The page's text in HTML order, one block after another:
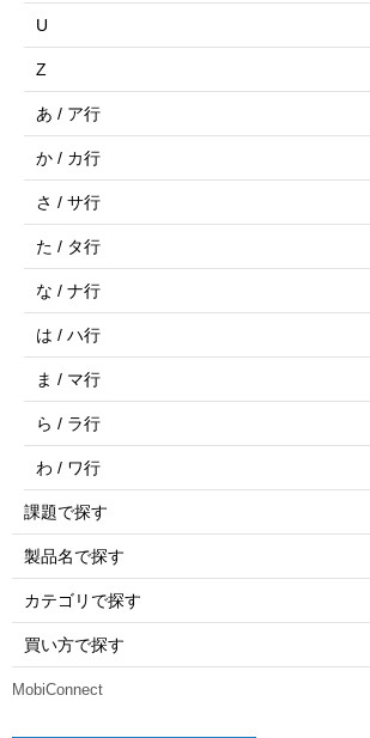
U
Z
あ / ア行
か / カ行
さ / サ行
た / タ行
な / ナ行
は / ハ行
ま / マ行
ら / ラ行
わ / ワ行
課題で探す
製品名で探す
カテゴリで探す
買い方で探す
MobiConnect